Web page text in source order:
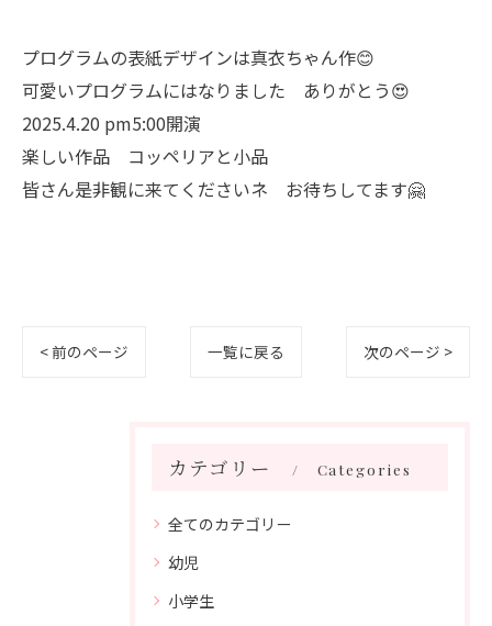
プログラムの表紙デザインは真衣ちゃん作😊
可愛いプログラムにはなりました ありがとう😍
2025.4.20 pm5:00開演
楽しい作品 コッペリアと小品
皆さん是非観に来てくださいネ お待ちしてます🤗
< 前のページ 一覧に戻る 次のページ >
カテゴリー Categories
全てのカテゴリー
幼児
小学生